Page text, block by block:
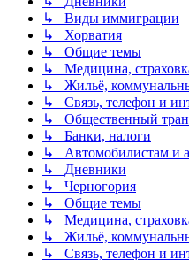
↳ Виды иммиграции
↳ Хорватия
↳ Общие темы
↳ Медицина,
↳ Жильё,
↳ Связь, телефон и
↳ Общественный
↳ Банки, налоги
↳ Автомобилистам и
↳ Дневники
↳ Черногория
↳ Общие темы
↳ Медицина,
↳ Жильё,
↳ Связь, телефон и